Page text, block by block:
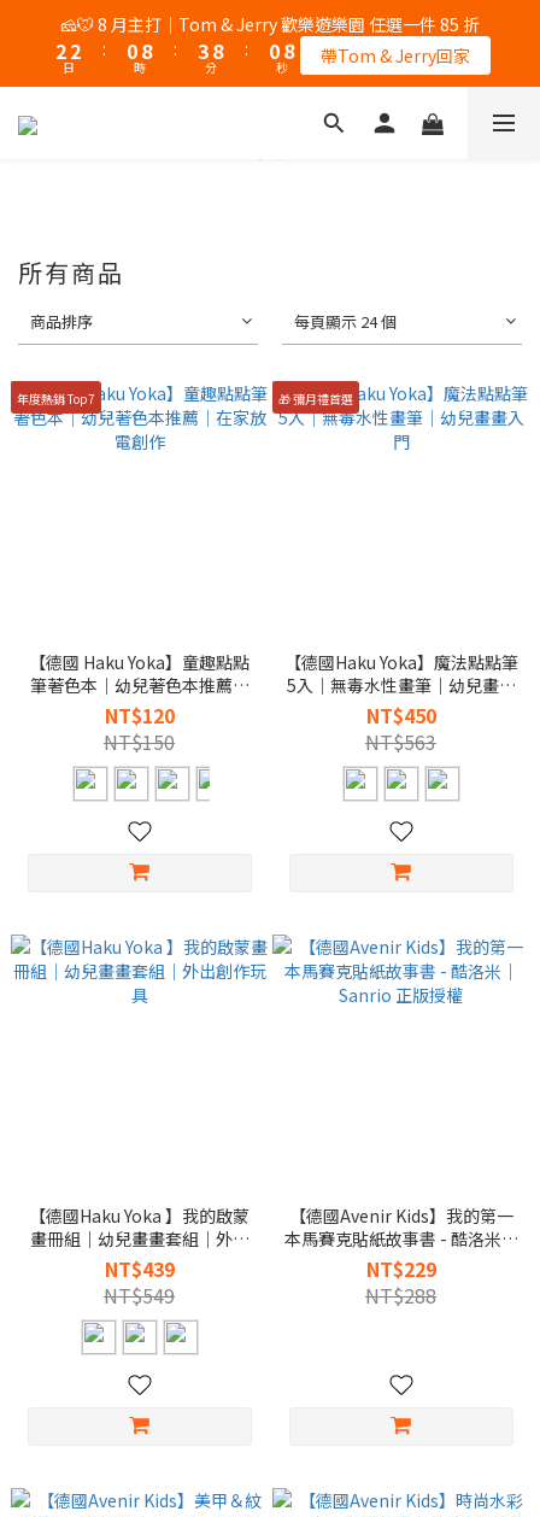
🧀🐭 8 月主打｜Tom & Jerry 歡樂遊樂園 任選一件 85 折
3
2
1
3
2
1
日
:
1
0
9
8
7
時
:
4
3
2
9
8
7
分
:
1
0
8
7
6
秒 帶Tom & Jerry回家
所有商品
商品排序 每頁顯示 24 個
年度熱銷 Top7
【德國 Haku Yoka】童趣點點
筆著色本｜幼兒著色本推薦｜
在家放電創作
NT$120
NT$150
🎁 彌月禮首選
【德國Haku Yoka】魔法點點筆
5入｜無毒水性畫筆｜幼兒畫畫
入門
NT$450
NT$563
【德國Haku Yoka 】我的啟蒙
畫冊組｜幼兒畫畫套組｜外出
創作玩具
NT$439
NT$549
【德國Avenir Kids】我的第一
本馬賽克貼紙故事書 - 酷洛米｜
Sanrio 正版授權
NT$229
NT$288